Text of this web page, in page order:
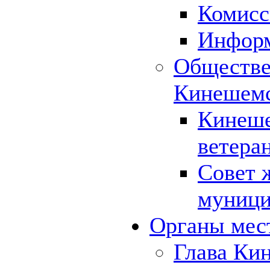
Совет
Органы
Глава